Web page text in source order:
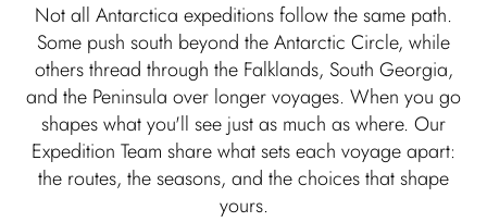
Not all Antarctica expeditions follow the same path.
Some push south beyond the Antarctic Circle, while
others thread through the Falklands, South Georgia,
and the Peninsula over longer voyages. When you go
shapes what you'll see just as much as where. Our
Expedition Team share what sets each voyage apart:
the routes, the seasons, and the choices that shape
yours.